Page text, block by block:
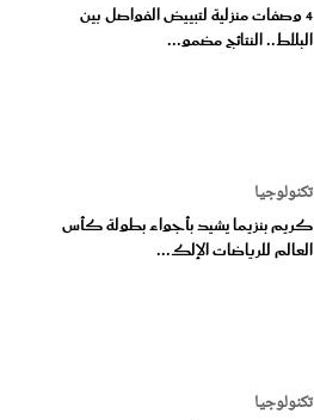
4 وصفات منزلية لتبييض الفواصل بين
البلاط.. النتائج مضمو...
تكنولوجيا
كريم بنزيما يشيد بأجواء بطولة كأس
العالم للرياضات الإلك...
تكنولوجيا